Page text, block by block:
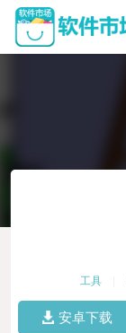
工具
安卓下载